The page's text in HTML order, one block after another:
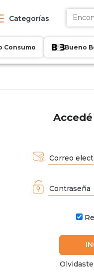
Categorías
Consumo Bueno
Correo
Contraseña